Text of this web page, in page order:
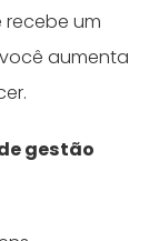
recebe um
aumenta
gestão